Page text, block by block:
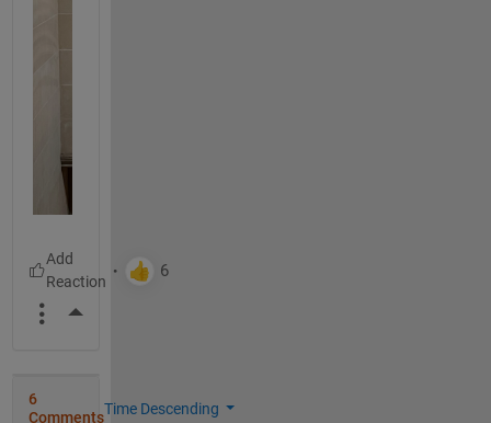
More Actions
6
Comments
Time Descending